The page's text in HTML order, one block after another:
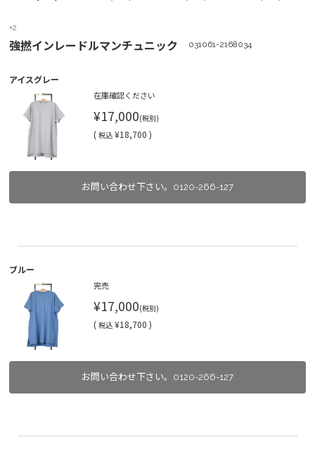
+2
強撚インレードルマンチュニック 031061-2168034
アイスグレー
在庫確認ください
¥17,000(税別)
( 税込 ¥18,700 )
お問い合わせ下さい。0120-266-127
ブルー
完売
¥17,000(税別)
( 税込 ¥18,700 )
お問い合わせ下さい。0120-266-127